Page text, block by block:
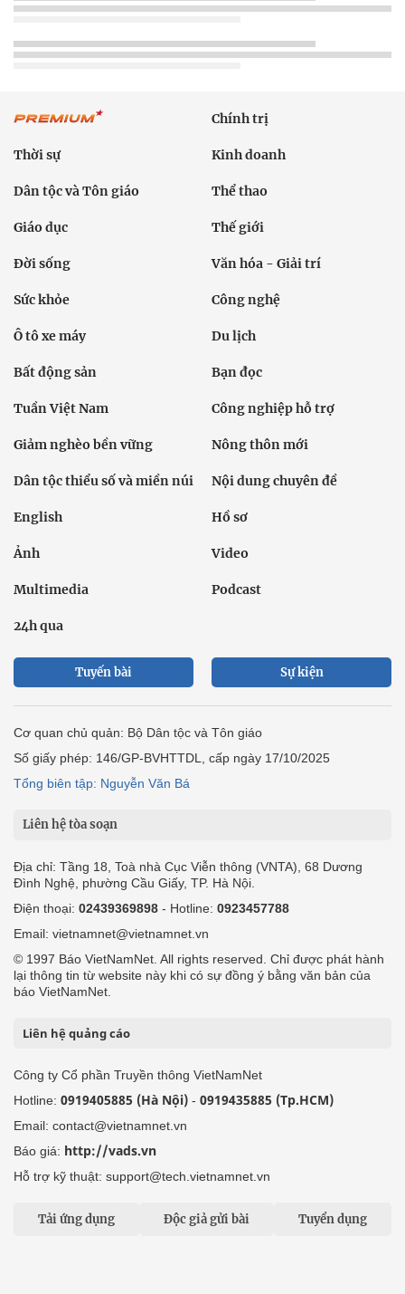
Chính trị
Thời sự Kinh doanh
Dân tộc và Tôn giáo Thể thao
Giáo dục Thế giới
Đời sống Văn hóa - Giải trí
Sức khỏe Công nghệ
Ô tô xe máy Du lịch
Bất động sản Bạn đọc
Tuần Việt Nam Công nghiệp hỗ trợ
Giảm nghèo bền vững Nông thôn mới
Dân tộc thiểu số và miền núi Nội dung chuyên đề
English Hồ sơ
Ảnh Video
Multimedia Podcast
24h qua
Tuyến bài Sự kiện
Cơ quan chủ quản: Bộ Dân tộc và Tôn giáo
Số giấy phép: 146/GP-BVHTTDL, cấp ngày 17/10/2025
Tổng biên tập: Nguyễn Văn Bá
Liên hệ tòa soạn
Địa chỉ: Tầng 18, Toà nhà Cục Viễn thông (VNTA), 68 Dương
Đình Nghệ, phường Cầu Giấy, TP. Hà Nội.
Điện thoại: 02439369898 - Hotline: 0923457788
Email: vietnamnet@vietnamnet.vn
© 1997 Báo VietNamNet. All rights reserved. Chỉ được phát hành
lại thông tin từ website này khi có sự đồng ý bằng văn bản của
báo VietNamNet.
Liên hệ quảng cáo
Công ty Cổ phần Truyền thông VietNamNet
Hotline: 0919405885 (Hà Nội) - 0919435885 (Tp.HCM)
Email: contact@vietnamnet.vn
Báo giá: http://vads.vn
Hỗ trợ kỹ thuật: support@tech.vietnamnet.vn
Tải ứng dụng Độc giả gửi bài Tuyển dụng